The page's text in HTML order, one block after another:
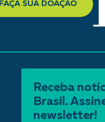
FAÇA SUA DOAÇÃO
Receba
Brasil.
newsletter!